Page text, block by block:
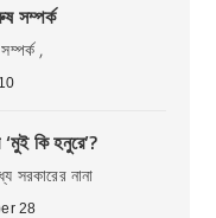
সম্পর্ক
,
কি হনুরে’?
সরকারের নানা
28